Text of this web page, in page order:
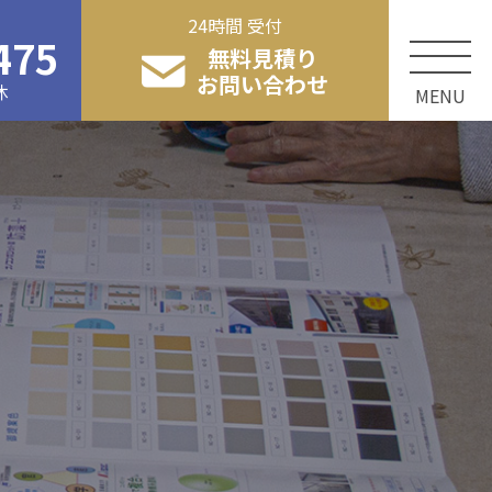
24時間 受付
無料見積り
お問い合わせ
MENU